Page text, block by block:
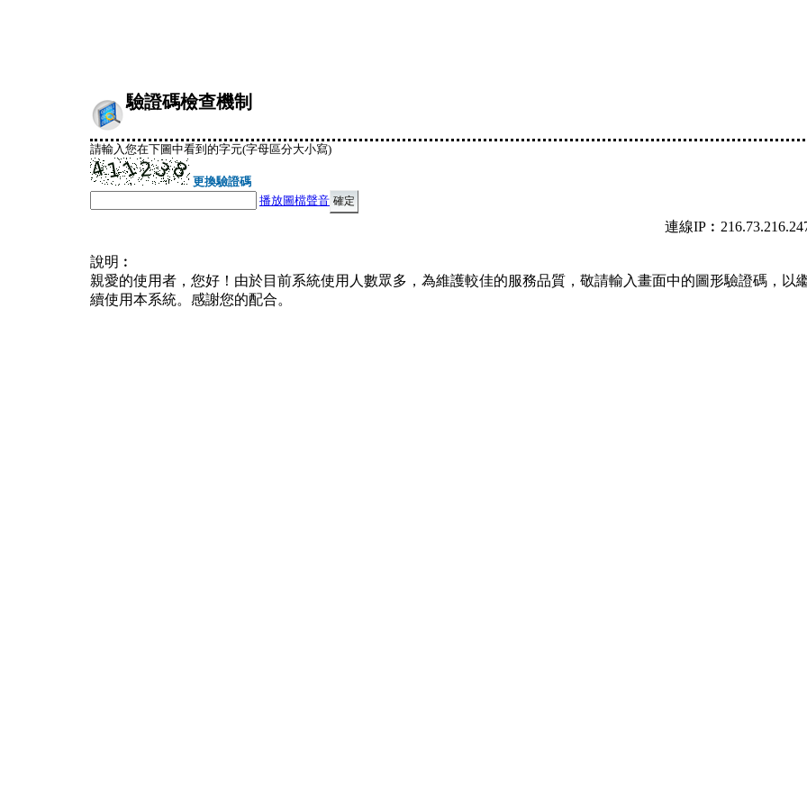
驗證碼檢查機制
請輸入您在下圖中看到的字元(字母區分大小寫)
更換驗證碼
播放圖檔聲音
連線
說明︰
親愛的使用者，您好！由於目前系統使用人數眾多，為維護較佳的服務品質，敬請輸入畫面中的圖形驗證碼，以
續使用本系統。感謝您的配合。